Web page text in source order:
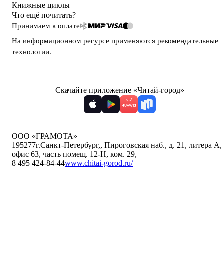
Книжные циклы
Что ещё почитать?
Принимаем к оплате
На информационном ресурсе применяются рекомендательные
технологии.
Скачайте приложение «Читай-город»
ООО «ГРАМОТА»
195277г.Санкт-Петербург,, Пироговская наб., д. 21, литера А,
офис 63, часть помещ. 12-Н, ком. 29,
8 495 424-84-44www.chitai-gorod.ru/